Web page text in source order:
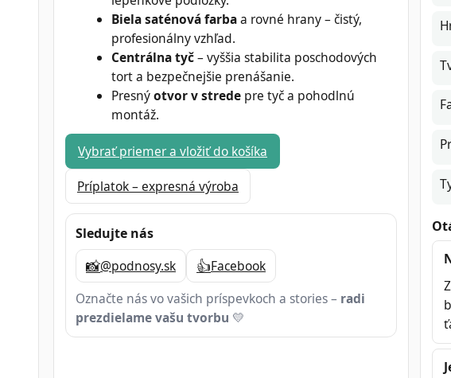
Biela saténová farbaa rovné hrany – čistý,
profesionálny vzhľad.
Centrálna tyč– vyššia stabilita poschodových
tort a bezpečnejšie prenášanie.
Presnýotvor v strede pre tyč a pohodlnú
montáž.
Vybrať priemer a vložiť do košíka
Príplatok – expresná výroba
Sledujte nás
📸@podnosy.sk 👍Facebook
Označte nás vo vašich príspevkoch a stories – radi
prezdielame vašu tvorbu 💛